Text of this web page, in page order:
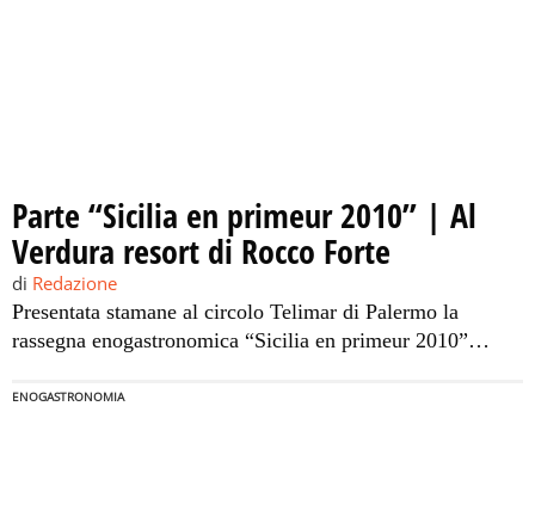
Parte “Sicilia en primeur 2010” | Al
Verdura resort di Rocco Forte
di Redazione
Presentata stamane al circolo Telimar di Palermo la
rassegna enogastronomica “Sicilia en primeur 2010”
nel “Rocco Forte Verdura Golf & Spa Resort” di Sciacca,
ENOGASTRONOMIA